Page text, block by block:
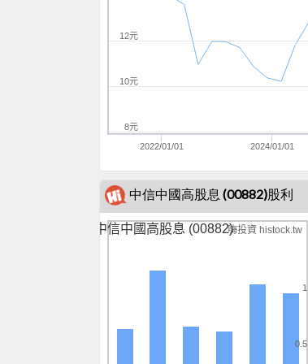
2022/01/01 2024/01/01
8元
10元
12元
中信中國高股息 (00882)股利
中信中國高股息 (00882)嗨投資 histock.tw
0.5
1